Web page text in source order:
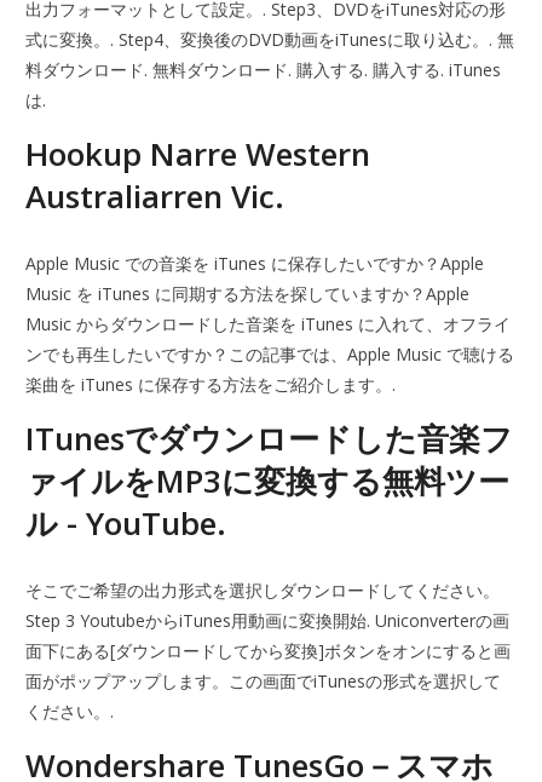
出力フォーマットとして設定。. Step3、DVDをiTunes対応の形
式に変換。. Step4、変換後のDVD動画をiTunesに取り込む。. 無
料ダウンロード. 無料ダウンロード. 購入する. 購入する. iTunes
は.
Hookup Narre Western
Australiarren Vic.
Apple Music での音楽を iTunes に保存したいですか？Apple
Music を iTunes に同期する方法を探していますか？Apple
Music からダウンロードした音楽を iTunes に入れて、オフライ
ンでも再生したいですか？この記事では、Apple Music で聴ける
楽曲を iTunes に保存する方法をご紹介します。.
ITunesでダウンロードした音楽フ
ァイルをMP3に変換する無料ツー
ル - YouTube.
そこでご希望の出力形式を選択しダウンロードしてください。
Step 3 YoutubeからiTunes用動画に変換開始. Uniconverterの画
面下にある[ダウンロードしてから変換]ボタンをオンにすると画
面がポップアップします。この画面でiTunesの形式を選択して
ください。.
Wondershare TunesGo－スマホ